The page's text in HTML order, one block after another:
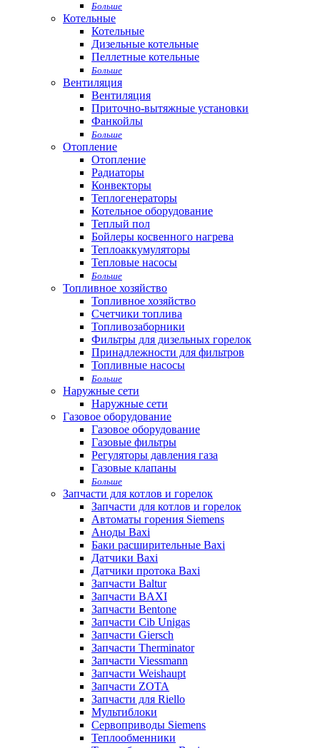
Больше
Котельные
Котельные
Дизельные котельные
Пеллетные котельные
Больше
Вентиляция
Вентиляция
Приточно-вытяжные установки
Фанкойлы
Больше
Отопление
Отопление
Радиаторы
Конвекторы
Теплогенераторы
Котельное оборудование
Теплый пол
Бойлеры косвенного нагрева
Теплоаккумуляторы
Тепловые насосы
Больше
Топливное хозяйство
Топливное хозяйство
Счетчики топлива
Топливозаборники
Фильтры для дизельных горелок
Принадлежности для фильтров
Топливные насосы
Больше
Наружные сети
Наружные сети
Газовое оборудование
Газовое оборудование
Газовые фильтры
Регуляторы давления газа
Газовые клапаны
Больше
Запчасти для котлов и горелок
Запчасти для котлов и горелок
Автоматы горения Siemens
Аноды Baxi
Баки расширительные Baxi
Датчики Baxi
Датчики протока Baxi
Запчасти Baltur
Запчасти BAXI
Запчасти Bentone
Запчасти Cib Unigas
Запчасти Giersch
Запчасти Therminator
Запчасти Viessmann
Запчасти Weishaupt
Запчасти ZOTA
Запчасти для Riello
Мультиблоки
Сервоприводы Siemens
Теплообменники